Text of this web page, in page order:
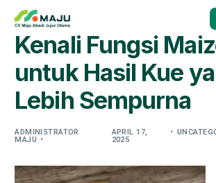
Kenali Fungsi
untuk Hasil Kue
Lebih Sempurna
ADMINISTRATOR
MAJU
APRIL 17,
2025